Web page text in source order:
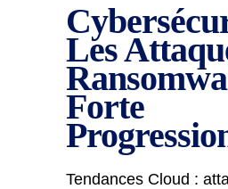
Les
Forte
Tendances Cloud :